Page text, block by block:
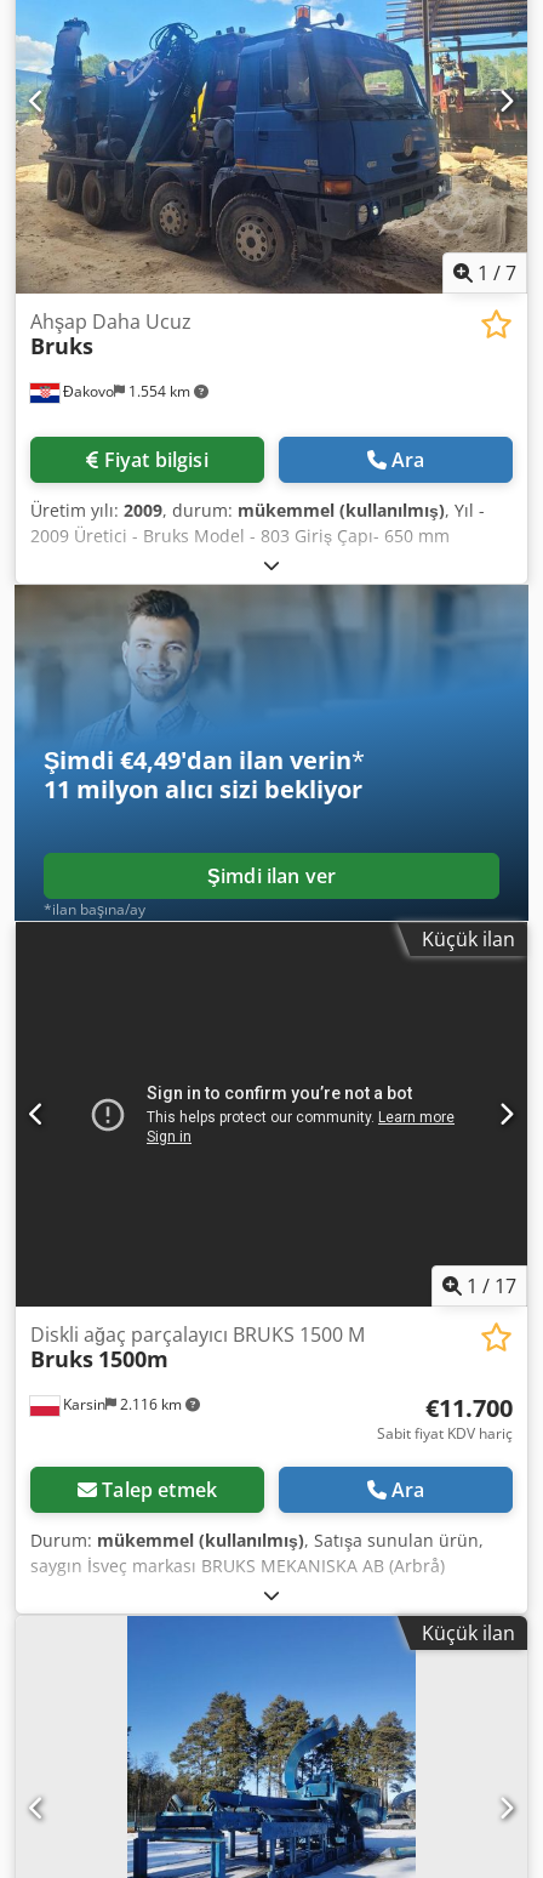
1 /7
Đakovo 1.554 km
Ahşap Daha Ucuz
Bruks
Fiyat bilgisi Ara
Üretim yılı: 2009, durum: mükemmel (kullanılmış), Yıl -
2009 Üretici - Bruks Model - 803 Giriş Çapı- 650 mm
Kapasite - 90m3/h Çalışma saati - 10.000 saat (yeni tambur)
Motor - 460 kw daf Dwjdslawbtjpfx Adxea Kamyon verileri
Yıl - 2009 Durum kilometresi - 30.000 KM Motor - 400 kw
Şanzıman tipi - 8x8 (dört aks)
Şimdi €4,49'dan ilan verin*
11 milyon alıcı sizi bekliyor
Şimdi ilan ver
*ilan başına/ay
Küçük ilan
1 / 17
Karsin 2.116 km
Diskli ağaç parçalayıcı BRUKS 1500 M
Bruks 1500m
€11.700
Sabit fiyat KDV hariç
Talep etmek Ara
Durum: mükemmel (kullanılmış), Satışa sunulan ürün,
saygın İsveç markası BRUKS MEKANISKA AB (Arbrå)
tarafından üretilen, sağlam ve endüstriyel bir diskli odun
parçalama makinesidir. Bu makine, ahşap atıkları, dallar ve
tomrukların işlenmesinde güvenilirliği, dayanıklılığı ve
Bruks Mekaniska AB, Arbrå (İsveç) Model: 1500 M Makine
tipi: Diskli parçalama makinesi Seri numarası (Tillv. Nr.):
226575 Kesme sistemi: 3 bıçaklı (yeni bıçaklar takılı) Dodpfx
Adszpz Ewoxjwa Ana motor: 45 kW Besleme motorları: 2 x 3
kW Disk çapı: 1500 mm 🛠️ MAKİNENİN AVANTAJLARI:
Kullanıma hazır: Makinede tamamen yeni bıçaklar takılıdır,
bu sayede makine satın alındıktan hemen sonra en yüksek
kesim hassasiyetini ve ek bir finansal yatırım olmaksızın
Küçük ilan